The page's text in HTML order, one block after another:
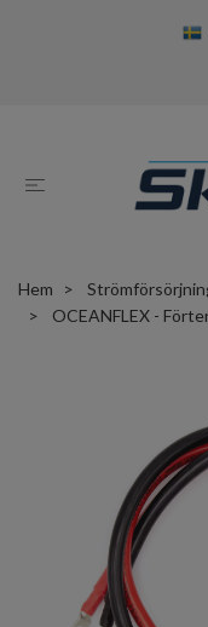
Hem
OCEANFLEX -